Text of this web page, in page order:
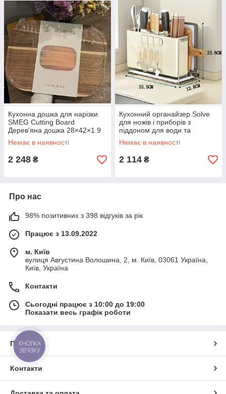
Кухонна дошка для нарізки
SMEG Cutting Board
Дерев'яна дошка 28×42×1.9
см KT7006503 peremogaua
Немає в наявності
2 248 ₴
Кухонний органайзер Solve
для ножів і приборів з
піддоном для води та
гачками для аксесуарів
KT7007902 peremogaua
Немає в наявності
2 114 ₴
Про нас
98% позитивних з 398 відгуків за рік
Працює з 13.09.2022
м. Київ
вулиця Августина Волошина, 2, м. Київ, 03061 Україна,
Київ, Україна
Контакти
Сьогодні працює з 10:00 до 19:00
Показати весь графік роботи
Про нас
Контакти
КНОПКА
ЗВ'ЯЗКУ